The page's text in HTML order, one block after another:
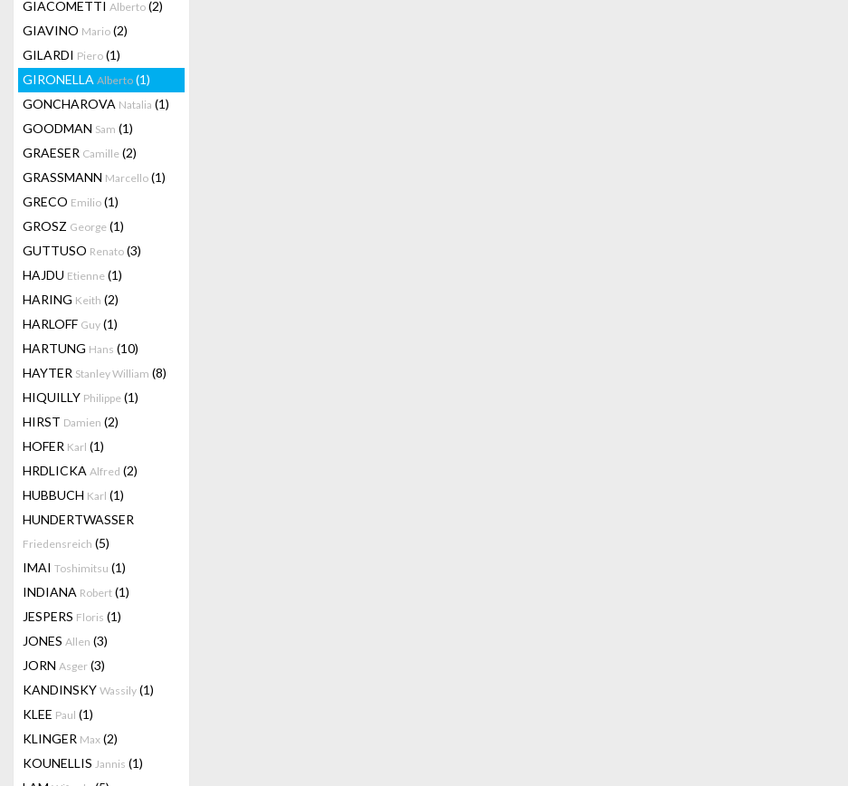
GIACOMETTI Alberto (2)
GIAVINO Mario (2)
GILARDI Piero (1)
GIRONELLA Alberto (1)
GONCHAROVA Natalia (1)
GOODMAN Sam (1)
GRAESER Camille (2)
GRASSMANN Marcello (1)
GRECO Emilio (1)
GROSZ George (1)
GUTTUSO Renato (3)
HAJDU Etienne (1)
HARING Keith (2)
HARLOFF Guy (1)
HARTUNG Hans (10)
HAYTER Stanley William (8)
HIQUILLY Philippe (1)
HIRST Damien (2)
HOFER Karl (1)
HRDLICKA Alfred (2)
HUBBUCH Karl (1)
HUNDERTWASSER
Friedensreich (5)
IMAI Toshimitsu (1)
INDIANA Robert (1)
JESPERS Floris (1)
JONES Allen (3)
JORN Asger (3)
KANDINSKY Wassily (1)
KLEE Paul (1)
KLINGER Max (2)
KOUNELLIS Jannis (1)